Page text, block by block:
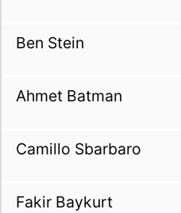
Ben Stein
Ahmet Batman
Camillo Sbarbaro
Fakir Baykurt